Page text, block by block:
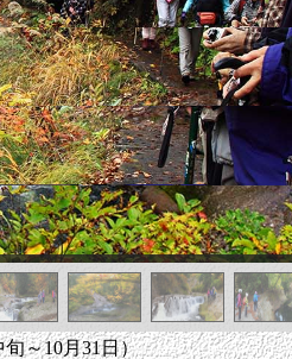
～10月31日）